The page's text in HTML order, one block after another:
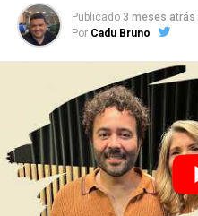
Publicado 3 meses atrás
Por Cadu Bruno